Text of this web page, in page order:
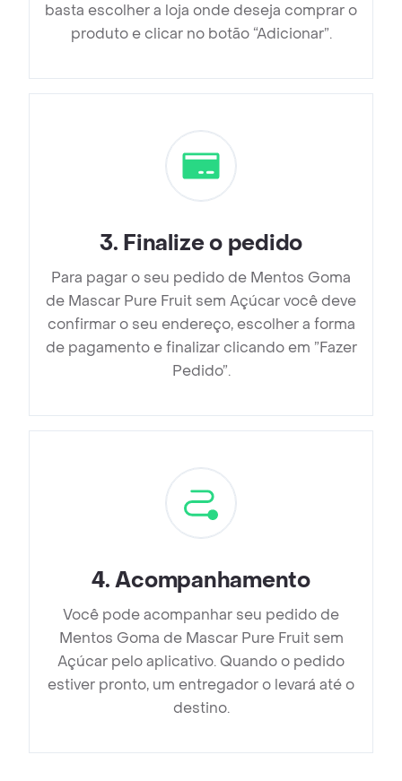
basta escolher a loja onde deseja comprar o
produto e clicar no botão “Adicionar”.
3. Finalize o pedido
Para pagar o seu pedido de Mentos Goma
de Mascar Pure Fruit sem Açúcar você deve
confirmar o seu endereço, escolher a forma
de pagamento e finalizar clicando em ”Fazer
Pedido”.
4.Acompanhamento
Você pode acompanhar seu pedido de
Mentos Goma de Mascar Pure Fruit sem
Açúcar pelo aplicativo. Quando o pedido
estiver pronto, um entregador o levará até o
destino.